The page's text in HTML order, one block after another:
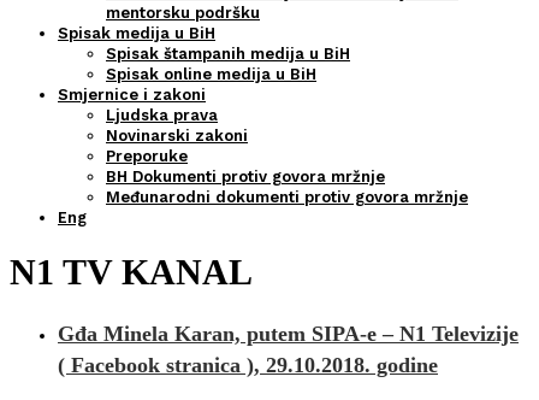
mentorsku podršku
Spisak medija u BiH
Spisak štampanih medija u BiH
Spisak online medija u BiH
Smjernice i zakoni
Ljudska prava
Novinarski zakoni
Preporuke
BH Dokumenti protiv govora mržnje
Međunarodni dokumenti protiv govora mržnje
Eng
N1 TV KANAL
Gđa Minela Karan, putem SIPA-e – N1 Televizije
( Facebook stranica ), 29.10.2018. godine